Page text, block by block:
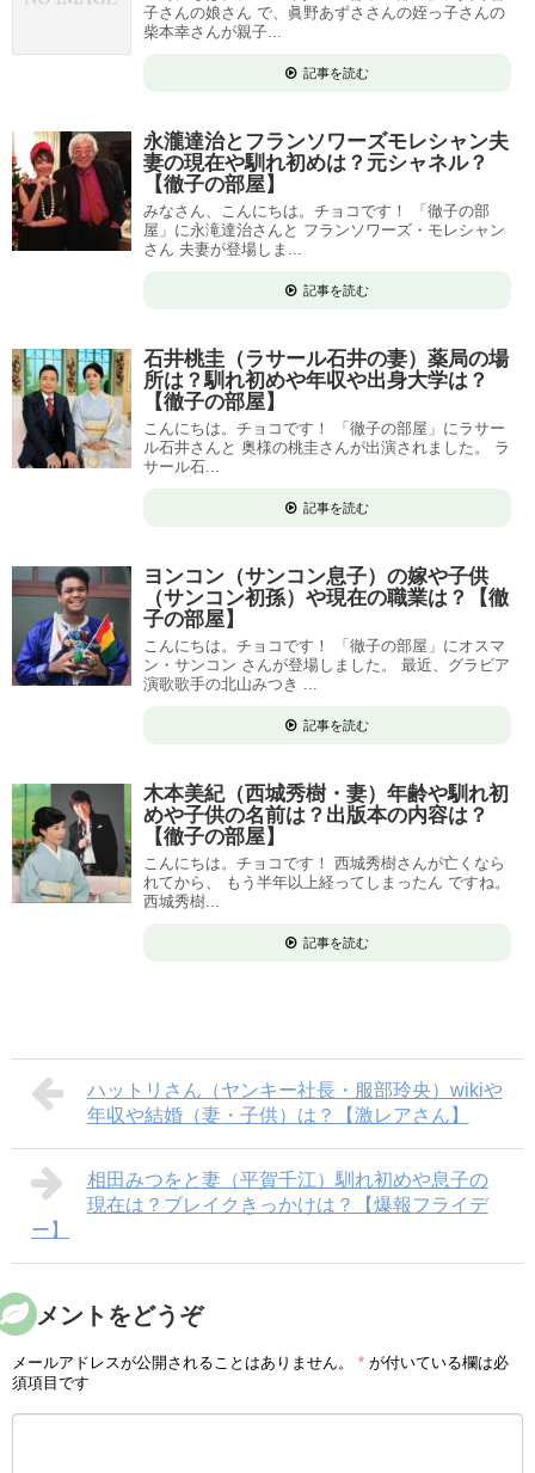
子さんの娘さん で、眞野あずささんの姪っ子さんの
柴本幸さんが親子...
記事を読む
永瀧達治とフランソワーズモレシャン夫
妻の現在や馴れ初めは？元シャネル？
【徹子の部屋】
みなさん、こんにちは。チョコです！ 「徹子の部
屋」に永滝達治さんと フランソワーズ・モレシャン
さん 夫妻が登場しま...
記事を読む
石井桃圭（ラサール石井の妻）薬局の場
所は？馴れ初めや年収や出身大学は？
【徹子の部屋】
こんにちは。チョコです！ 「徹子の部屋」にラサー
ル石井さんと 奥様の桃圭さんが出演されました。 ラ
サール石...
記事を読む
ヨンコン（サンコン息子）の嫁や子供
（サンコン初孫）や現在の職業は？【徹
子の部屋】
こんにちは。チョコです！ 「徹子の部屋」にオスマ
ン・サンコン さんが登場しました。 最近、グラビア
演歌歌手の北山みつき ...
記事を読む
木本美紀（西城秀樹・妻）年齢や馴れ初
めや子供の名前は？出版本の内容は？
【徹子の部屋】
こんにちは。チョコです！ 西城秀樹さんが亡くなら
れてから、 もう半年以上経ってしまったん ですね。
西城秀樹...
記事を読む
ハットリさん（ヤンキー社長・服部玲央）wikiや
年収や結婚（妻・子供）は？【激レアさん】
相田みつをと妻（平賀千江）馴れ初めや息子の
現在は？ブレイクきっかけは？【爆報フライデ
ー】
コメントをどうぞ
メールアドレスが公開されることはありません。 * が付いている欄は必
須項目です